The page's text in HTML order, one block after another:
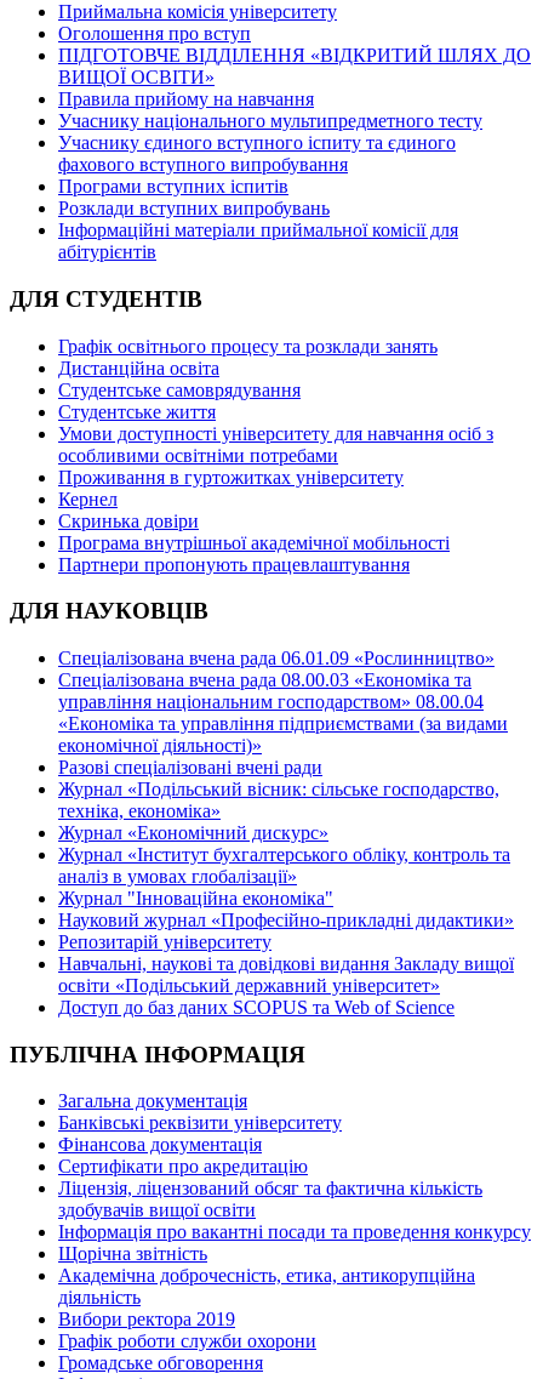
Приймальна комісія університету
Оголошення про вступ
ПІДГОТОВЧЕ ВІДДІЛЕННЯ «ВІДКРИТИЙ ШЛЯХ ДО
ВИЩОЇ ОСВІТИ»
Правила прийому на навчання
Учаснику національного мультипредметного тесту
Учаснику єдиного вступного іспиту та єдиного
фахового вступного випробування
Програми вступних іспитів
Розклади вступних випробувань
Інформаційні матеріали приймальної комісії для
абітурієнтів
ДЛЯ СТУДЕНТІВ
Графік освітнього процесу та розклади занять
Дистанційна освіта
Студентське самоврядування
Студентське життя
Умови доступності університету для навчання осіб з
особливими освітніми потребами
Проживання в гуртожитках університету
Кернел
Скринька довіри
Програма внутрішньої академічної мобільності
Партнери пропонують працевлаштування
ДЛЯ НАУКОВЦІВ
Спеціалізована вчена рада 06.01.09 «Рослинництво»
Спеціалізована вчена рада 08.00.03 «Економіка та
управління національним господарством» 08.00.04
«Економіка та управління підприємствами (за видами
економічної діяльності)»
Разові спеціалізовані вчені ради
Журнал «Подільський вісник: сільське господарство,
техніка, економіка»
Журнал «Економічний дискурс»
Журнал «Інститут бухгалтерського обліку, контроль та
аналіз в умовах глобалізації»
Журнал "Інноваційна економіка"
Науковий журнал «Професійно-прикладні дидактики»
Репозитарій університету
Навчальні, наукові та довідкові видання Закладу вищої
освіти «Подільський державний університет»
Доступ до баз даних SCOPUS та Web of Science
ПУБЛІЧНА ІНФОРМАЦІЯ
Загальна документація
Банківські реквізити університету
Фінансова документація
Сертифікати про акредитацію
Ліцензія, ліцензований обсяг та фактична кількість
здобувачів вищої освіти
Інформація про вакантні посади та проведення конкурсу
Щорічна звітність
Академічна доброчесність, етика, антикорупційна
діяльність
Вибори ректора 2019
Графік роботи служби охорони
Громадське обговорення